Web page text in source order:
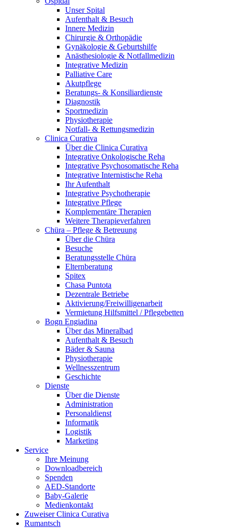
Unser Spital
Aufenthalt & Besuch
Innere Medizin
Chirurgie & Orthopädie
Gynäkologie & Geburtshilfe
Anästhesiologie & Notfallmedizin
Integrative Medizin
Palliative Care
Akutpflege
Beratungs- & Konsiliardienste
Diagnostik
Sportmedizin
Physiotherapie
Notfall- & Rettungsmedizin
Clinica Curativa
Über die Clinica Curativa
Integrative Onkologische Reha
Integrative Psychosomatische Reha
Integrative Internistische Reha
Ihr Aufenthalt
Integrative Psychotherapie
Integrative Pflege
Komplementäre Therapien
Weitere Therapieverfahren
Chüra – Pflege & Betreuung
Über die Chüra
Besuche
Beratungsstelle Chüra
Elternberatung
Spitex
Chasa Puntota
Dezentrale Betriebe
Aktivierung/Freiwilligenarbeit
Vermietung Hilfsmittel / Pflegebetten
Bogn Engiadina
Über das Mineralbad
Aufenthalt & Besuch
Bäder & Sauna
Physiotherapie
Wellnesszentrum
Geschichte
Dienste
Über die Dienste
Administration
Personaldienst
Informatik
Logistik
Marketing
Service
Ihre Meinung
Downloadbereich
Spenden
AED-Standorte
Baby-Galerie
Medienkontakt
Zuweiser Clinica Curativa
Rumantsch